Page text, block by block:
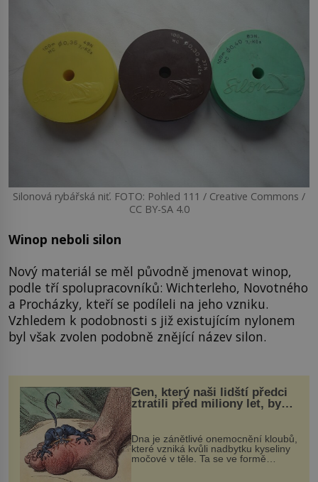
Silonová rybářská niť. FOTO: Pohled 111 / Creative Commons /
CC BY-SA 4.0
Winop neboli silon
Nový materiál se měl původně jmenovat winop,
podle tří spolupracovníků: Wichterleho, Novotného
a Procházky, kteří se podíleli na jeho vzniku.
Vzhledem k podobnosti s již existujícím nylonem
byl však zvolen podobně znějící název silon.
Gen, který naši lidští předci
ztratili před miliony let, by
mohl pomoci s léčbou
„nemoci králů“
Dna je zánětlivé onemocnění kloubů,
které vzniká kvůli nadbytku kyseliny
močové v těle. Ta se ve formě